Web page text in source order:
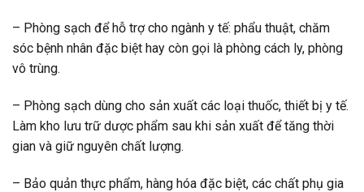
– Phòng sạch để hỗ trợ cho ngành y tế: phẩu thuật, chăm
sóc bệnh nhân đặc biệt hay còn gọi là phòng cách ly, phòng
vô trùng.
– Phòng sạch dùng cho sản xuất các loại thuốc, thiết bị y tế.
Làm kho lưu trữ dược phẩm sau khi sản xuất để tăng thời
gian và giữ nguyên chất lượng.
– Bảo quản thực phẩm, hàng hóa đặc biệt, các chất phụ gia